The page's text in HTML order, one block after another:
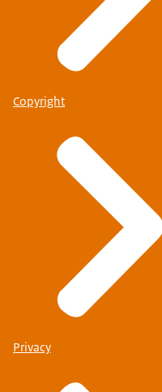
Copyright
Privacy